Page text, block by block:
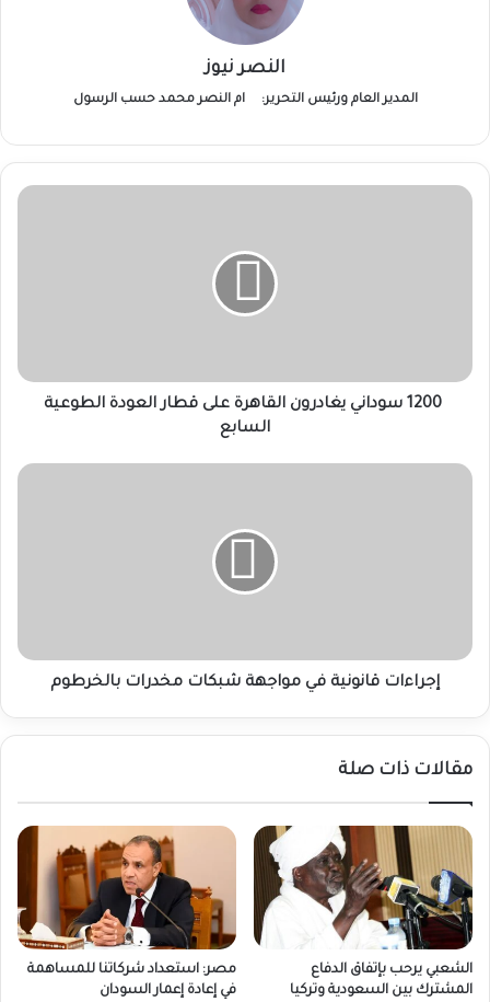
النصر نيوز
المدير العام ورئيس التحرير: ام النصر محمد حسب الرسول
1200
السابع
1200 سوداني يغادرون القاهرة على قطار العودة الطوعية
السابع
إجراءات
إجراءات قانونية في مواجهة شبكات مخدرات بالخرطوم
مقالات ذات صلة
الشعبي يرحب بإتفاق الدفاع
المشترك بين السعودية وتركيا
مصر: استعداد شركاتنا للمساهمة
في إعادة إعمار السودان